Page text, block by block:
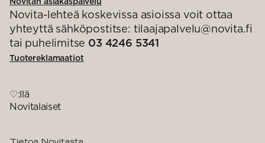
Novita-lehteä koskevissa asioissa voit ottaa
yhteyttä sähköpostitse: tilaajapalvelu@novita.fi
tai puhelimitse 03 4246 5341
Tuotereklamaatiot
♡:llä
Novitalaiset